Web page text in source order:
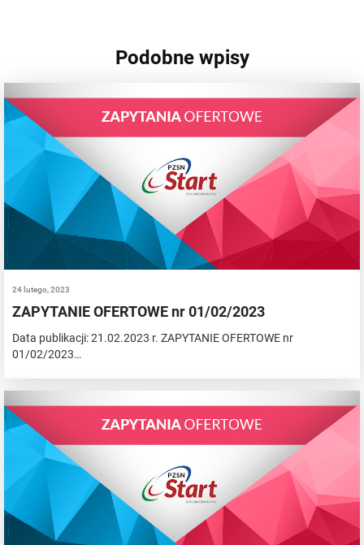
Podobne wpisy
24 lutego, 2023
ZAPYTANIE OFERTOWE nr 01/02/2023
Data publikacji: 21.02.2023 r. ZAPYTANIE OFERTOWE nr
01/02/2023…